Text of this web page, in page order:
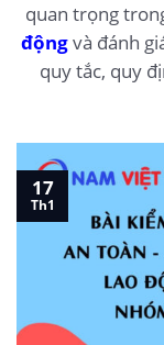
quan trọng
độngvà đánh
quy tắc, quy
17
Th1